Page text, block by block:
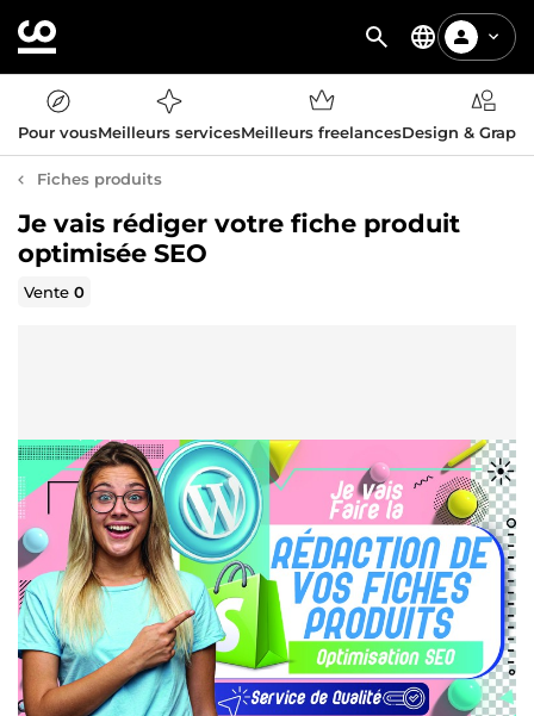
Pour vousMeilleurs servicesMeilleurs freelancesDesign &
Fiches produits
Je vais rédiger votre fiche produit
optimisée SEO
Vente0